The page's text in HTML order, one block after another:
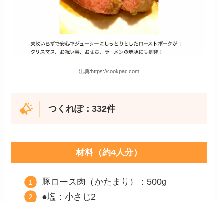
出典:https://cookpad.com
つくれぽ：332件
材料（約4人分）
豚ロース肉（かたまり）：500g
●塩：小さじ2